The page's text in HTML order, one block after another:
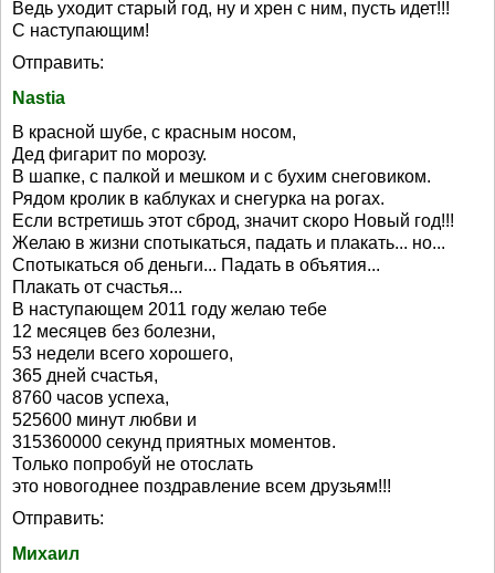
Ведь уходит старый год, ну и хрен с ним, пусть идет!!!
С наступающим!
Отправить:
Nastia
В красной шубе, с красным носом,
Дед фигарит по морозу.
В шапке, с палкой и мешком и с бухим снеговиком.
Рядом кролик в каблуках и снегурка на рогах.
Если встретишь этот сброд, значит скоро Новый год!!!
Желаю в жизни спотыкаться, падать и плакать... но...
Спотыкаться об деньги... Падать в объятия...
Плакать от счастья...
В наступающем 2011 году желаю тебе
12 месяцев без болезни,
53 недели всего хорошего,
365 дней счастья,
8760 часов успеха,
525600 минут любви и
315360000 секунд приятных моментов.
Только попробуй не отослать
это новогоднее поздравление всем друзьям!!!
Отправить:
Михаил